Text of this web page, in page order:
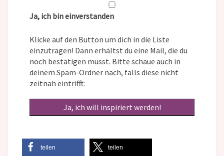
Ja, ich bin einverstanden
Klicke auf den Button um dich in die Liste
einzutragen! Dann erhältst du eine Mail, die du
noch bestätigen musst. Bitte schaue auch in
deinem Spam-Ordner nach, falls diese nicht
zeitnah eintrifft:
teilen teilen